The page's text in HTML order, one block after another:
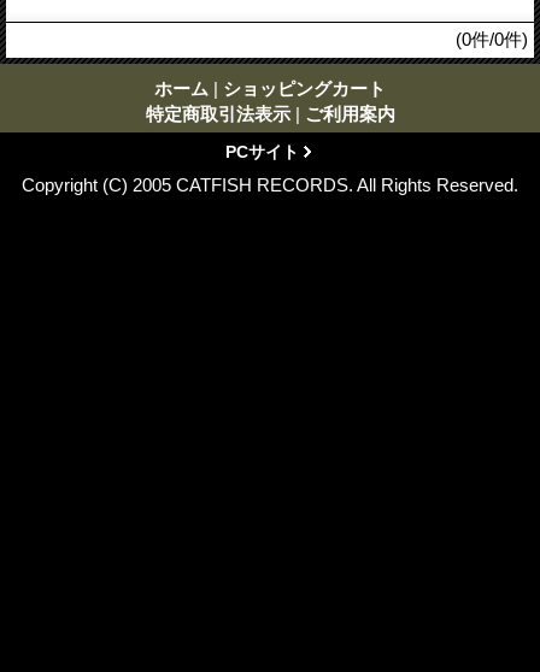
(0件/0件)
ホーム | ショッピングカート
特定商取引法表示 | ご利用案内
PCサイト
Copyright (C) 2005 CATFISH RECORDS. All Rights Reserved.